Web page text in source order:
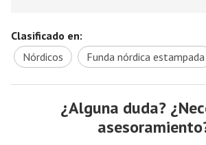
Clasificado en:
Nórdicos
Funda nórdica estampada
¿Alguna duda?